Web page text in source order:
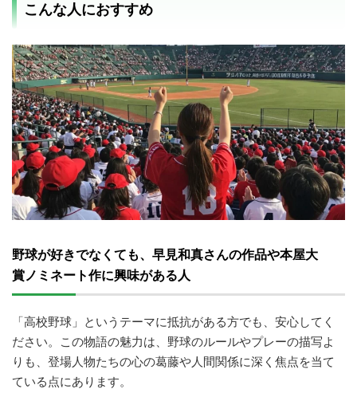
こんな人におすすめ
野球が好きでなくても、早見和真さんの作品や本屋大
賞ノミネート作に興味がある人
「高校野球」というテーマに抵抗がある方でも、安心してく
ださい。この物語の魅力は、野球のルールやプレーの描写よ
りも、登場人物たちの心の葛藤や人間関係に深く焦点を当て
ている点にあります。